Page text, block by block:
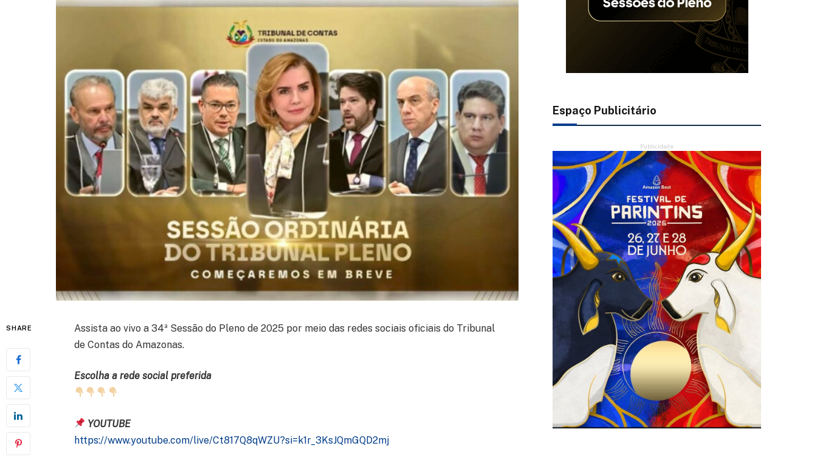
SHARE
Assista ao vivo a 34ª Sessão do Pleno de 2025 por meio das redes sociais oficiais do Tribunal
de Contas do Amazonas.
Escolha a rede social preferida
YOUTUBE
https://www.youtube.com/live/Ct817Q8qWZU?si=k1r_3KsJQmGQD2mj
Espaço Publicitário
Publicidade